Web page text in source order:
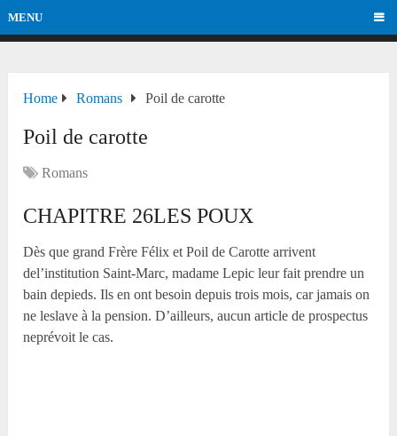
MENU
Home Romans Poil de carotte
Poil de carotte
Romans
CHAPITRE 26LES POUX
Dès que grand Frère Félix et Poil de Carotte arrivent
del’institution Saint-Marc, madame Lepic leur fait prendre un
bain depieds. Ils en ont besoin depuis trois mois, car jamais on
ne leslave à la pension. D’ailleurs, aucun article de prospectus
neprévoit le cas.